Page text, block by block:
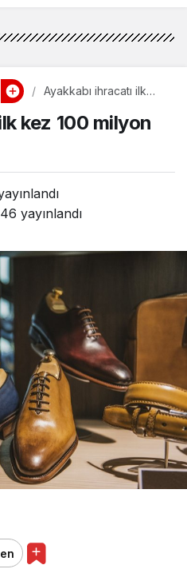
Ayakkabı ihracatı ilk
aştı
kez 100 milyon
yayınlandı